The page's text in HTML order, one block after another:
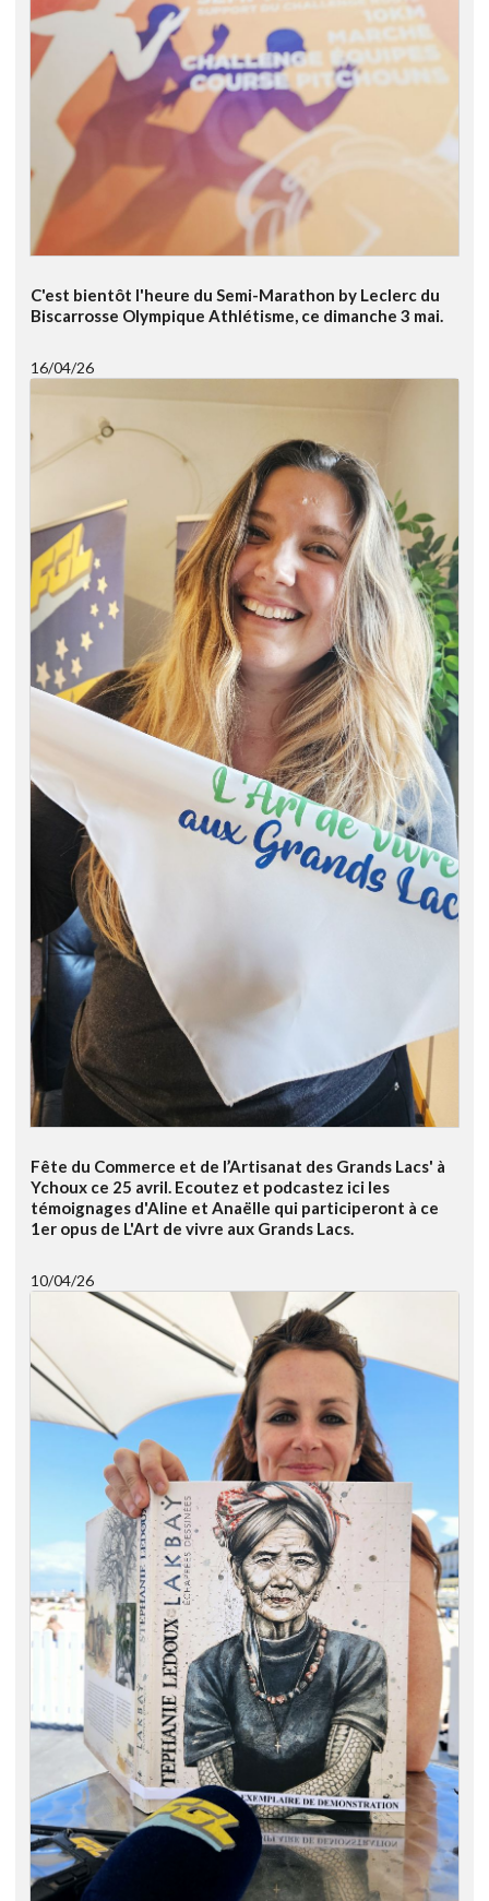
C'est bientôt l'heure du Semi-Marathon by Leclerc du
Biscarrosse Olympique Athlétisme, ce dimanche 3 mai.
16/04/26
Fête du Commerce et de l’Artisanat des Grands Lacs' à
Ychoux ce 25 avril. Ecoutez et podcastez ici les
témoignages d'Aline et Anaëlle qui participeront à ce
1er opus de L'Art de vivre aux Grands Lacs.
10/04/26